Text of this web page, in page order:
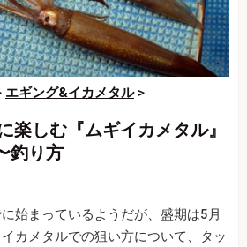
エギング&イカメタル>
楽しむ『ムギイカメタル』
釣り方
始まっているようだが、盛期は5月
カメタルでの狙い方について、タッ